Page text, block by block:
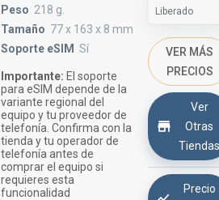
Peso 218 g.
Tamaño 77 x 163 x 8 mm
Soporte eSIM Sí
Importante: El soporte
para eSIM depende de la
variante regional del
equipo y tu proveedor de
telefonía. Confirma con la
tienda y tu operador de
telefonía antes de
comprar el equipo si
requieres esta
funcionalidad
Liberado
VER MÁS
PRECIOS
Ver
Otras
Precio